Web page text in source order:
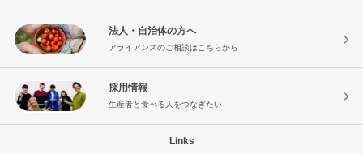
法人・自治体の方へ
アライアンスのご相談はこちらから
採用情報
生産者と食べる人をつなぎたい
Links